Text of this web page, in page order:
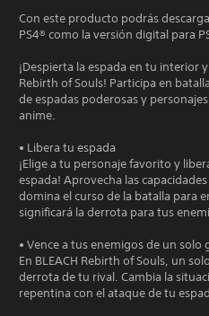
Con este producto podrás
PS4® como la versión digital para
¡Despierta la espada en tu interior
Rebirth of Souls! Participa en
de espadas poderosas y
anime.
• Libera tu espada
¡Elige a tu personaje favorito y
espada! Aprovecha las
domina el curso de la batalla para
significará la derrota para tus
• Vence a tus enemigos de un solo
En BLEACH Rebirth of Souls, un
derrota de tu rival. Cambia la
repentina con el ataque de tu